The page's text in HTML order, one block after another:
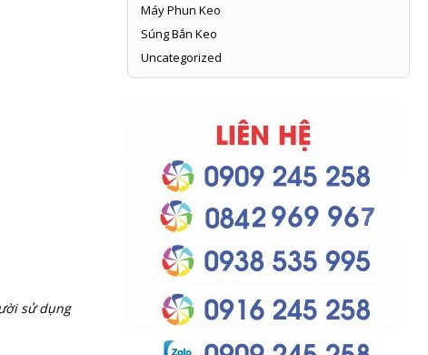
sử dụng
Máy Phun Keo
Súng Bắn Keo
Uncategorized